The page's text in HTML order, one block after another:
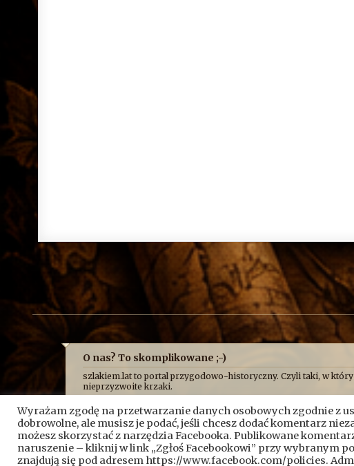
O nas? To skomplikowane ;-)
szlakiem.lat to portal przygodowo-historyczny. Czyli taki, w
nieprzyzwoite krzaki.
historycznych absurdów, z jakimi mierzy się Fundacja
przeciskamy przez bunkry i tunele, błądzimy po ruinach albo
A wszystko po to, żeby pokazać, że historia nie jest nudnym
Kontakt do nas: kontakt@szlakiem.lat
Wyrażam zgodę na przetwarzanie danych osobowych zgodnie z
dobrowolne, ale musisz je podać, jeśli chcesz dodać komentarz
możesz skorzystać z narzędzia Facebooka. Publikowane
naruszenie – kliknij w link „Zgłoś Facebookowi” przy wybranym
znajdują się pod adresem https://www.facebook.com/policies.